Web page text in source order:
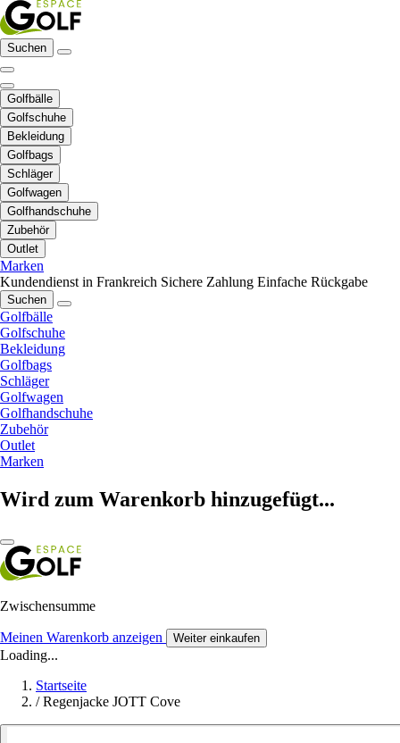
Suchen
Golfbälle
Golfschuhe
Bekleidung
Golfbags
Schläger
Golfwagen
Golfhandschuhe
Zubehör
Outlet
Marken
Kundendienst in Frankreich Sichere Zahlung Einfache Rückgabe
Suchen
Golfbälle
Golfschuhe
Bekleidung
Golfbags
Schläger
Golfwagen
Golfhandschuhe
Zubehör
Outlet
Marken
Wird zum Warenkorb hinzugefügt...
Zwischensumme
Meinen Warenkorb anzeigen Weiter einkaufen
Loading...
Startseite
/ Regenjacke JOTT Cove